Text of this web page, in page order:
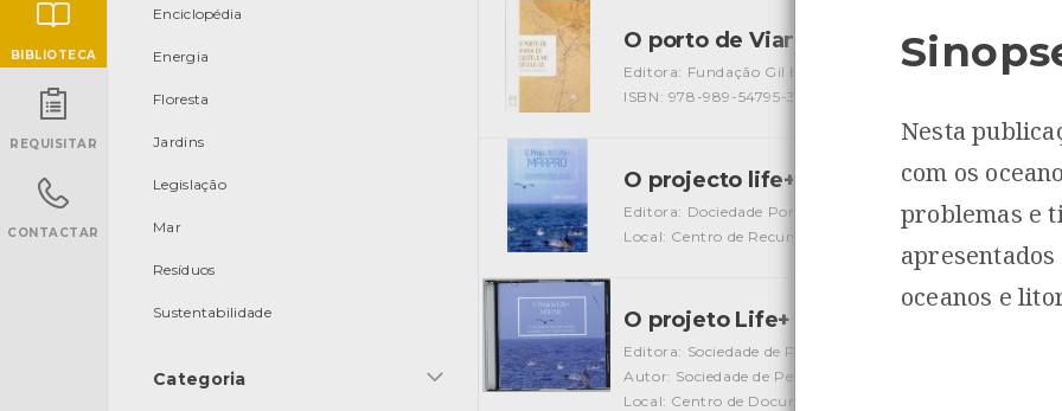
BIBLIOTECA
REQUISITAR
CONTACTAR
Enciclopédia
Energia
Floresta
Jardins
Legislação
Mar
Resíduos
Sustentabilidade
Categoria
O porto de Viana do Castelo no século
Editora: Fundação Gil Eannes
Autor: Manuel de Oliveira
ISBN: 978-989-54795-3-5
O projecto life+ - MARPRO - Guia
Editora: Dociedade Portuguêsa de Vida Selvagem
Autor:
Local: Centro de Recursos do CMIA e Centro de
O projeto Life+ MARPRO
Editora: Sociedade de Pesquisa em Vida Selvagem e
Autor: Sociedade de Pesquisa em Vida Selvagem e
Local: Centro de Documentação do Mar
Nesta
com os
problemas e
oceanos e